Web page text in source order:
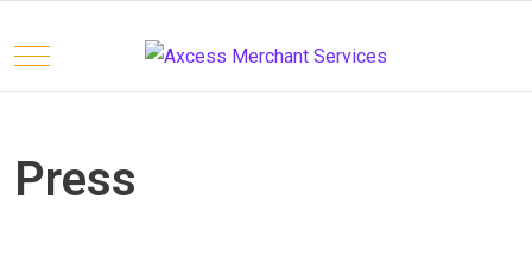
Mobile Menu Toggle
Select your language
Press